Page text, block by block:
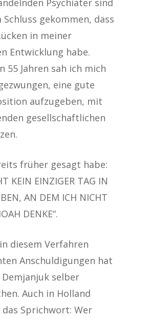
Schluss gekommen, dass
in meiner
Entwicklung habe.
55 Jahren sah ich mich
eine gute
aufzugeben, mit
gesellschaftlichen
früher gesagt habe:
KEIN EINZIGER TAG IN
AN DEM ICH NICHT
DENKE“.
diesem Verfahren
Anschuldigungen hat
Demjanjuk selber
Auch in Holland
Sprichwort: Wer